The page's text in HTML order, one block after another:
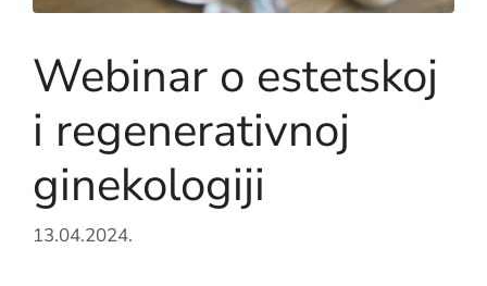
Webinar o estetskoj
i regenerativnoj
ginekologiji
13.04.2024.